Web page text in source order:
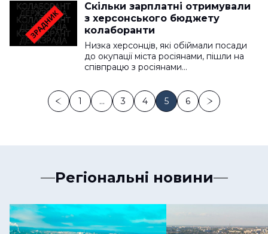
Скільки зарплатні отримували
з херсонського бюджету
колаборанти
Низка херсонців, які обіймали посади
до окупації міста росіянами, пішли на
співпрацю з росіянами…
1 … 3 4 5 6
Регіональні новини